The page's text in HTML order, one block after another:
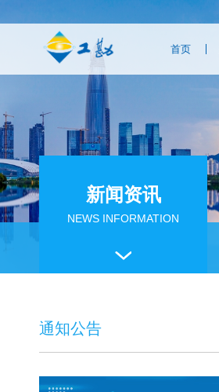
首页
新闻资讯
NEWS INFORMATION
通知公告